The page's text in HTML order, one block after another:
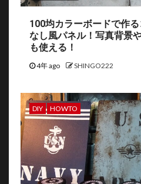
100均カラーボードで作
なし風パネル！写真背景
も使える！
4年 ago SHINGO222
DIY HOWTO